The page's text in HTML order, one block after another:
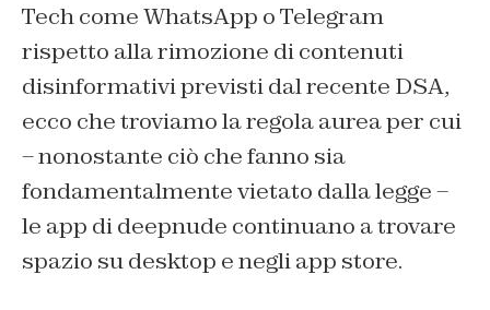
Tech come WhatsApp o Telegram
rispetto alla rimozione di contenuti
disinformativi previsti dal recente DSA,
ecco che troviamo la regola aurea per cui
– nonostante ciò che fanno sia
fondamentalmente vietato dalla legge –
le app di deepnude continuano a trovare
spazio su desktop e negli app store.